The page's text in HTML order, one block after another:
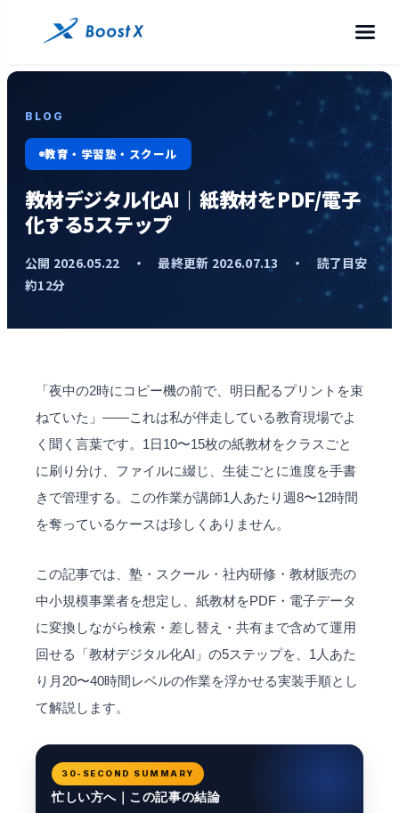
BLOG
教育・学習塾・スクール
教材デジタル化AI｜紙教材をPDF/電子
化する5ステップ
公開 2026.05.22 ・ 最終更新 2026.07.13 ・ 読了目安
約12分
「夜中の2時にコピー機の前で、明日配るプリントを束
ねていた」――これは私が伴走している教育現場でよ
く聞く言葉です。1日10〜15枚の紙教材をクラスごと
に刷り分け、ファイルに綴じ、生徒ごとに進度を手書
きで管理する。この作業が講師1人あたり週8〜12時間
を奪っているケースは珍しくありません。
この記事では、塾・スクール・社内研修・教材販売の
中小規模事業者を想定し、紙教材をPDF・電子データ
に変換しながら検索・差し替え・共有まで含めて運用
回せる「教材デジタル化AI」の5ステップを、1人あた
り月20〜40時間レベルの作業を浮かせる実装手順とし
て解説します。
30-SECOND SUMMARY
忙しい方へ｜この記事の結論